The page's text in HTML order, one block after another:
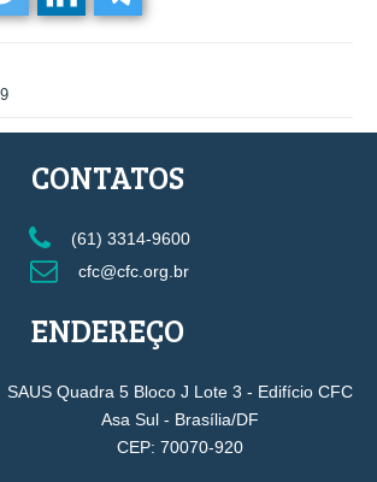
CONTATOS
(61) 3314-9600
cfc@cfc.org.br
ENDEREÇO
SAUS Quadra 5 Bloco J Lote 3 - Edifício CFC
Asa Sul - Brasília/DF
CEP: 70070-920